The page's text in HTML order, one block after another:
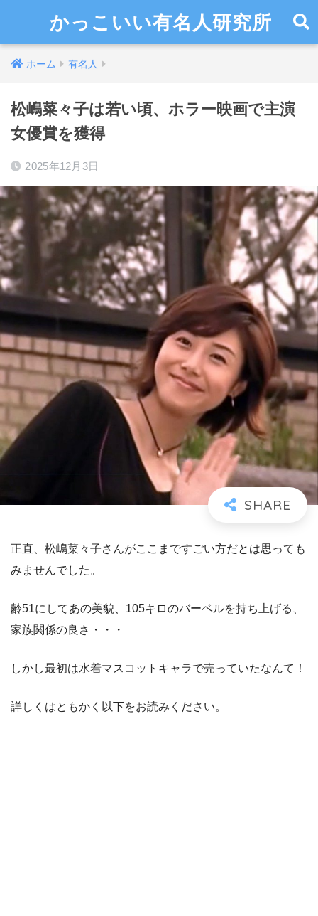
かっこいい有名人研究所
ホーム 有名人
松嶋菜々子は若い頃、ホラー映画で主演
女優賞を獲得
2025年12月3日
正直、松嶋菜々子さんがここまですごい方だとは思っても
みませんでした。
齢51にしてあの美貌、105キロのバーベルを持ち上げる、
家族関係の良さ・・・
しかし最初は水着マスコットキャラで売っていたなんて！
詳しくはともかく以下をお読みください。